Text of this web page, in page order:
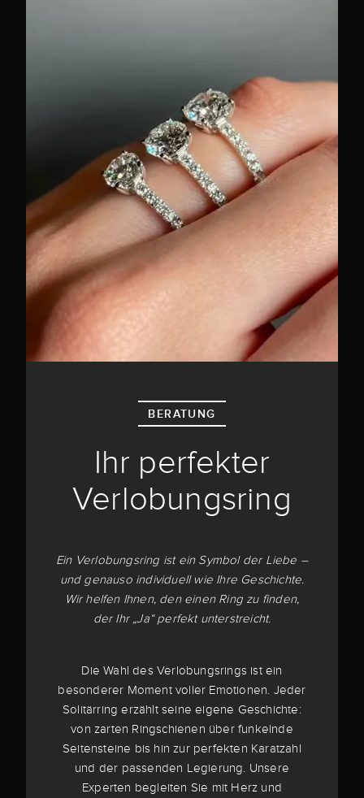
BERATUNG
Ihr perfekter
Verlobungsring
Ein Verlobungsring ist ein Symbol der Liebe –
und genauso individuell wie Ihre Geschichte.
Wir helfen Ihnen, den einen Ring zu finden,
der Ihr „Ja“ perfekt unterstreicht.
Die Wahl des Verlobungsrings ist ein
besonderer Moment voller Emotionen. Jeder
Solitärring erzählt seine eigene Geschichte:
von zarten Ringschienen über funkelnde
Seitensteine bis hin zur perfekten Karatzahl
und der passenden Legierung. Unsere
Experten begleiten Sie mit Herz und